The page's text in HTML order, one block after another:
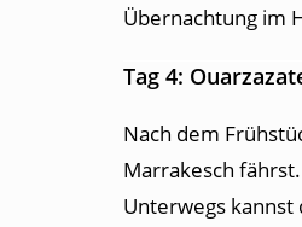
Übernachtung im
Tag 4:
Nach dem
Marrakesch fährst.
Unterwegs